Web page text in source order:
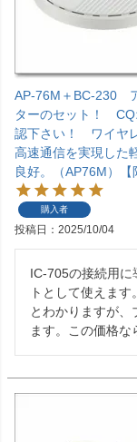
AP-76M＋BC-230
ターのセット！
認下さい！ ワイヤ
高速通信を実現した
良好。（AP76M）【
購入者
投稿日 2025/10/04
IC-705の接続用に
トとして使えま
とわかりますが
ます。この価格な